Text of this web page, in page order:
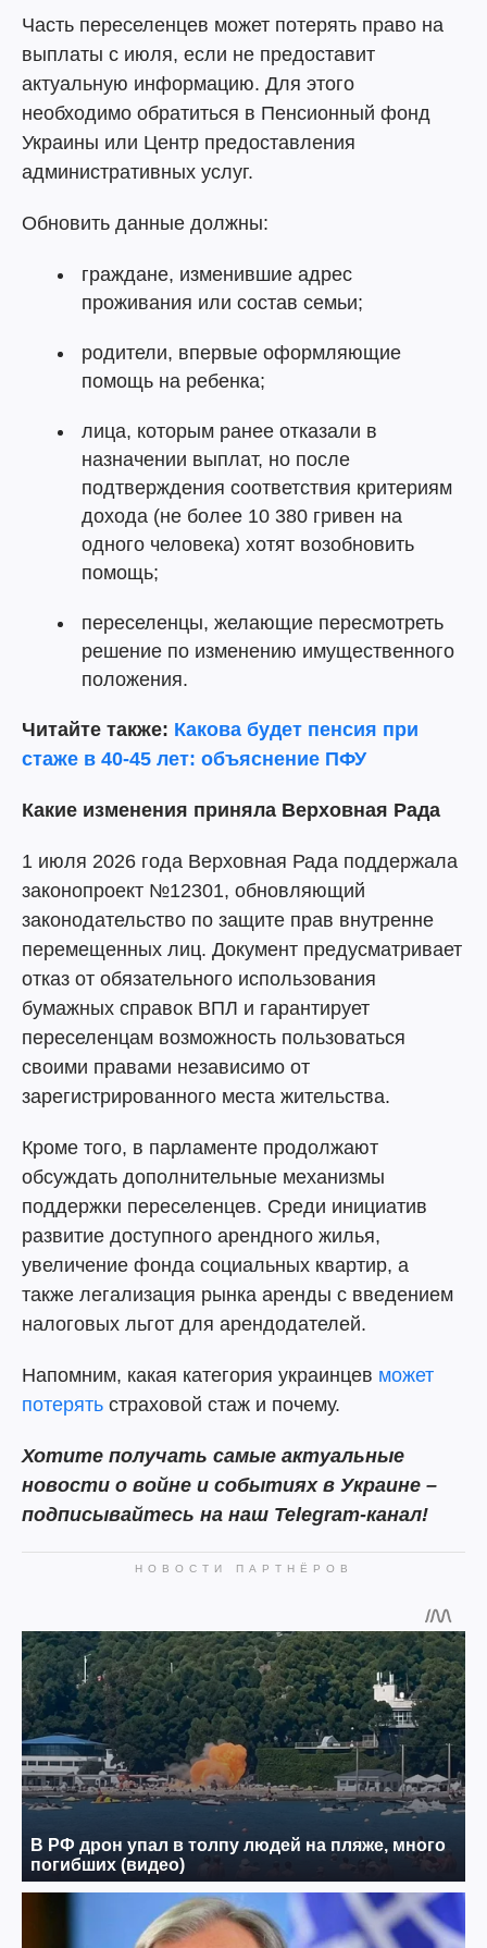
Часть переселенцев может потерять право на
выплаты с июля, если не предоставит
актуальную информацию. Для этого
необходимо обратиться в Пенсионный фонд
Украины или Центр предоставления
административных услуг.
Обновить данные должны:
граждане, изменившие адрес
проживания или состав семьи;
родители, впервые оформляющие
помощь на ребенка;
лица, которым ранее отказали в
назначении выплат, но после
подтверждения соответствия критериям
дохода (не более 10 380 гривен на
одного человека) хотят возобновить
помощь;
переселенцы, желающие пересмотреть
решение по изменению имущественного
положения.
Читайте также: Какова будет пенсия при
стаже в 40-45 лет: объяснение ПФУ
Какие изменения приняла Верховная Рада
1 июля 2026 года Верховная Рада поддержала
законопроект №12301, обновляющий
законодательство по защите прав внутренне
перемещенных лиц. Документ предусматривает
отказ от обязательного использования
бумажных справок ВПЛ и гарантирует
переселенцам возможность пользоваться
своими правами независимо от
зарегистрированного места жительства.
Кроме того, в парламенте продолжают
обсуждать дополнительные механизмы
поддержки переселенцев. Среди инициатив
развитие доступного арендного жилья,
увеличение фонда социальных квартир, а
также легализация рынка аренды с введением
налоговых льгот для арендодателей.
Напомним, какая категория украинцев может
потерять страховой стаж и почему.
Хотите получать самые актуальные
новости о войне и событиях в Украине –
подписывайтесь на наш Telegram-канал!